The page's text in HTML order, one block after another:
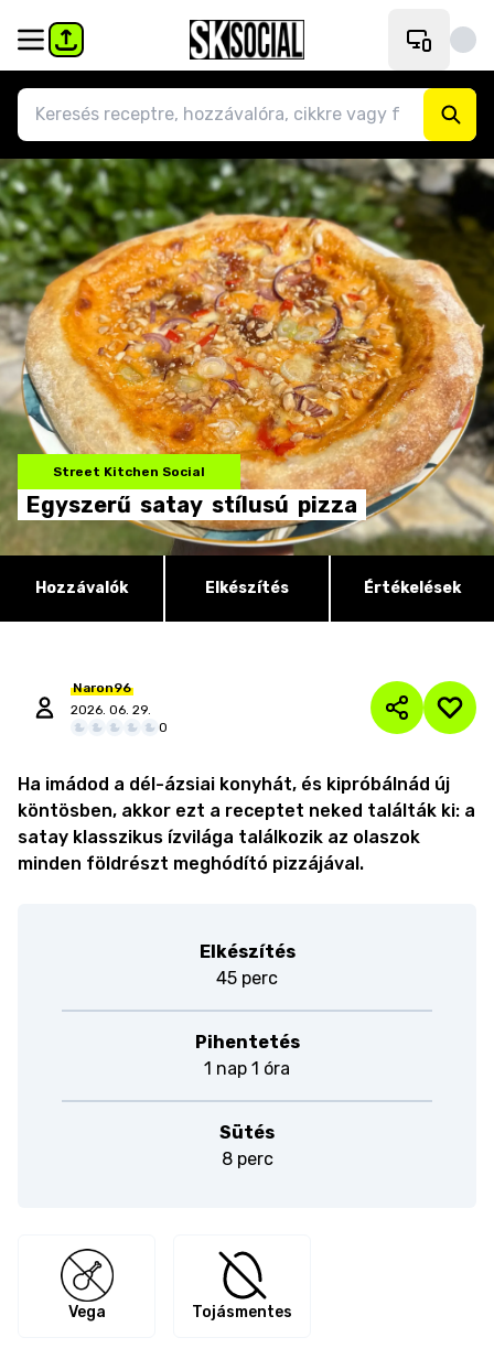
Street Kitchen Social
Egyszerű satay stílusú pizza
Hozzávalók Elkészítés Értékelések
Naron96
2026. 06. 29.
0
Ha imádod a dél-ázsiai konyhát, és kipróbálnád új
köntösben, akkor ezt a receptet neked találták ki: a
satay klasszikus ízvilága találkozik az olaszok
minden földrészt meghódító pizzájával.
Elkészítés
45 perc
Pihentetés
1 nap 1 óra
Sütés
8 perc
Vega Tojásmentes